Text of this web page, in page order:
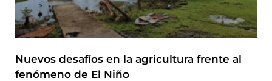
Nuevos desafíos en la agricultura frente al
fenómeno de El Niño